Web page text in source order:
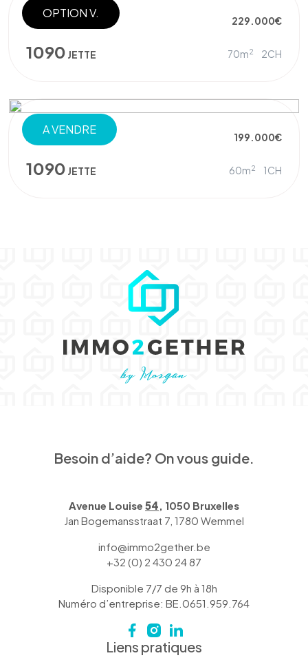
OPTION V.
APPARTEMENT 229.000€
1090 JETTE 70m2 2CH
A VENDRE
APPARTEMENT 199.000€
1090 JETTE 60m2 1CH
Besoin d’aide? On vous guide.
Avenue Louise 54 , 1050 Bruxelles
Jan Bogemansstraat 7, 1780 Wemmel
info@immo2gether.be
+32 (0) 2 430 24 87
Disponible 7/7 de 9h à 18h
Numéro d’entreprise: BE.0651.959.764
Liens pratiques